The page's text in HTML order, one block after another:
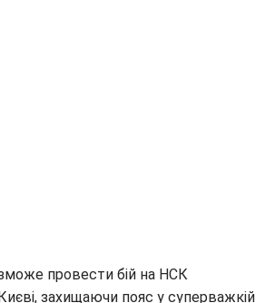
провести бій на НСК
захищаючи пояс у суперважкій